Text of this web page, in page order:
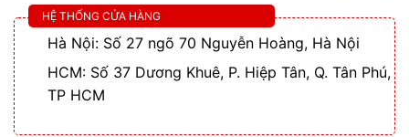
HỆ THỐNG CỬA HÀNG
Hà Nội: Số 27 ngõ 70 Nguyễn Hoàng, Hà Nội
HCM: Số 37 Dương Khuê, P. Hiệp Tân, Q. Tân Phú,
TP HCM